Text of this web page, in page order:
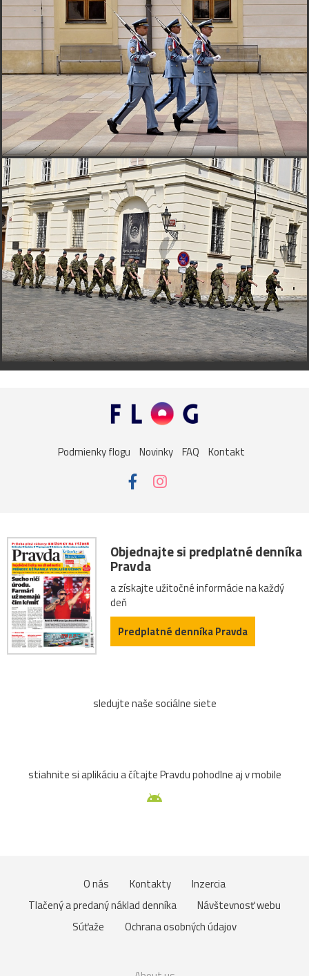
Podmienky flogu Novinky FAQ Kontakt
Objednajte si predplatné denníka
Pravda
a získajte užitočné informácie na každý
deň
Predplatné denníka Pravda
sledujte naše sociálne siete
stiahnite si aplikáciu a čítajte Pravdu pohodlne aj v mobile
O nás Kontakty
Inzercia
Tlačený a predaný náklad denníka
Návštevnosť webu
Súťaže
Ochrana osobných údajov